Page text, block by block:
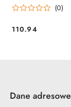
(0)
Cena:
110.94
Dane adresowe